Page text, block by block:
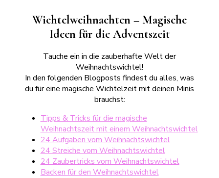
Wichtelweihnachten – Magische
Ideen für die Adventszeit
Tauche ein in die zauberhafte Welt der
Weihnachtswichtel!
In den folgenden Blogposts findest du alles, was
du für eine magische Wichtelzeit mit deinen Minis
brauchst:
Tipps & Tricks für die magische
Weihnachtszeit mit einem Weihnachtswichtel
24 Aufgaben vom Weihnachtswichtel
24 Streiche vom Weihnachtswichtel
24 Zaubertricks vom Weihnachtswichtel
Backen für den Weihnachtswichtel